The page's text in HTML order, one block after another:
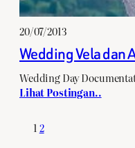
20/07/2013
Wedding Vela dan
Wedding Day
Lihat Postingan..
1 2